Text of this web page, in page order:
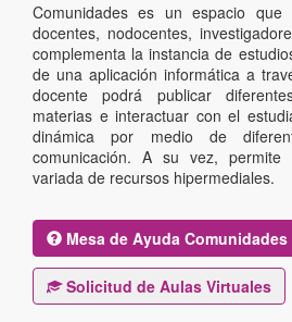
Comunidades es un espacio
docentes, nodocentes,
complementa la instancia de
de una aplicación informática a
docente podrá publicar
materias e interactuar con el
dinámica por medio de
comunicación. A su vez,
variada de recursos hipermediales.
Mesa de Ayuda Comunidades
Solicitud de Aulas Virtuales